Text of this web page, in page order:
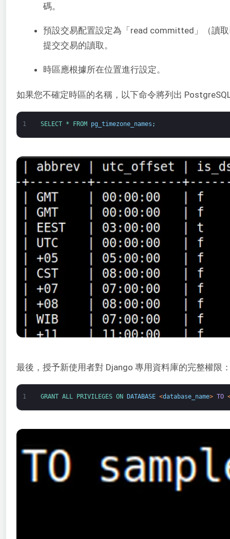
碼。
預設交易配置設定為「read committed」（讀
提交交易的讀取。
時區應根據所在位置進行設定。
如果您不確定時區的名稱，以下命令將列出
1 SELECT * FROM pg_timezone_names ;
最後，授予新使用者對 Django 專用資料庫的完整權限
1 GRANT ALL PRIVILEGES ON DATABASE <database_name> TO